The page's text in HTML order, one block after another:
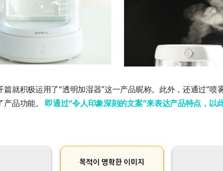
就积极运用了“透明加湿器”这一产品昵称。此外，还通过“喷
品功能。
即通过“令人印象深刻的文案”来表达产品特点，以